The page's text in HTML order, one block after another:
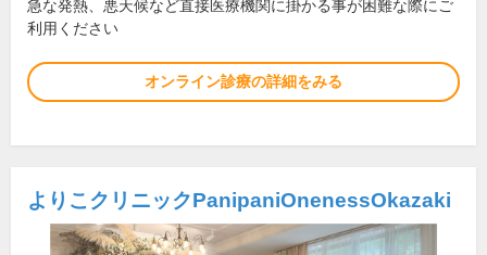
急な発熱、悪天候など直接医療機関に掛かる事が困難な際にご
利用ください
オンライン診療の詳細をみる
よりこクリニックPanipaniOnenessOkazaki